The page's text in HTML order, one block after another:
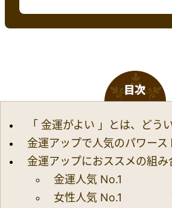
や、
日本ジュエリー協会認定のジュ
金運に関して、人気のパワース
反響が多い石の組合せをご紹介
「 金運がよい 」とは、どう
金運アップで人気のパワース
金運アップにおススメの組み
金運人気 No.1
女性人気 No.1